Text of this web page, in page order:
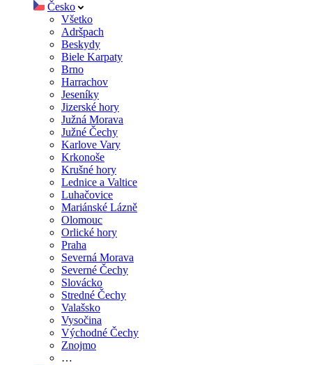
Česko
Všetko
Adršpach
Beskydy
Biele Karpaty
Brno
Harrachov
Jeseníky
Jizerské hory
Južná Morava
Južné Čechy
Karlove Vary
Krkonoše
Krušné hory
Lednice a Valtice
Luhačovice
Mariánské Lázně
Olomouc
Orlické hory
Praha
Severná Morava
Severné Čechy
Slovácko
Stredné Čechy
Valašsko
Vysočina
Východné Čechy
Znojmo
…